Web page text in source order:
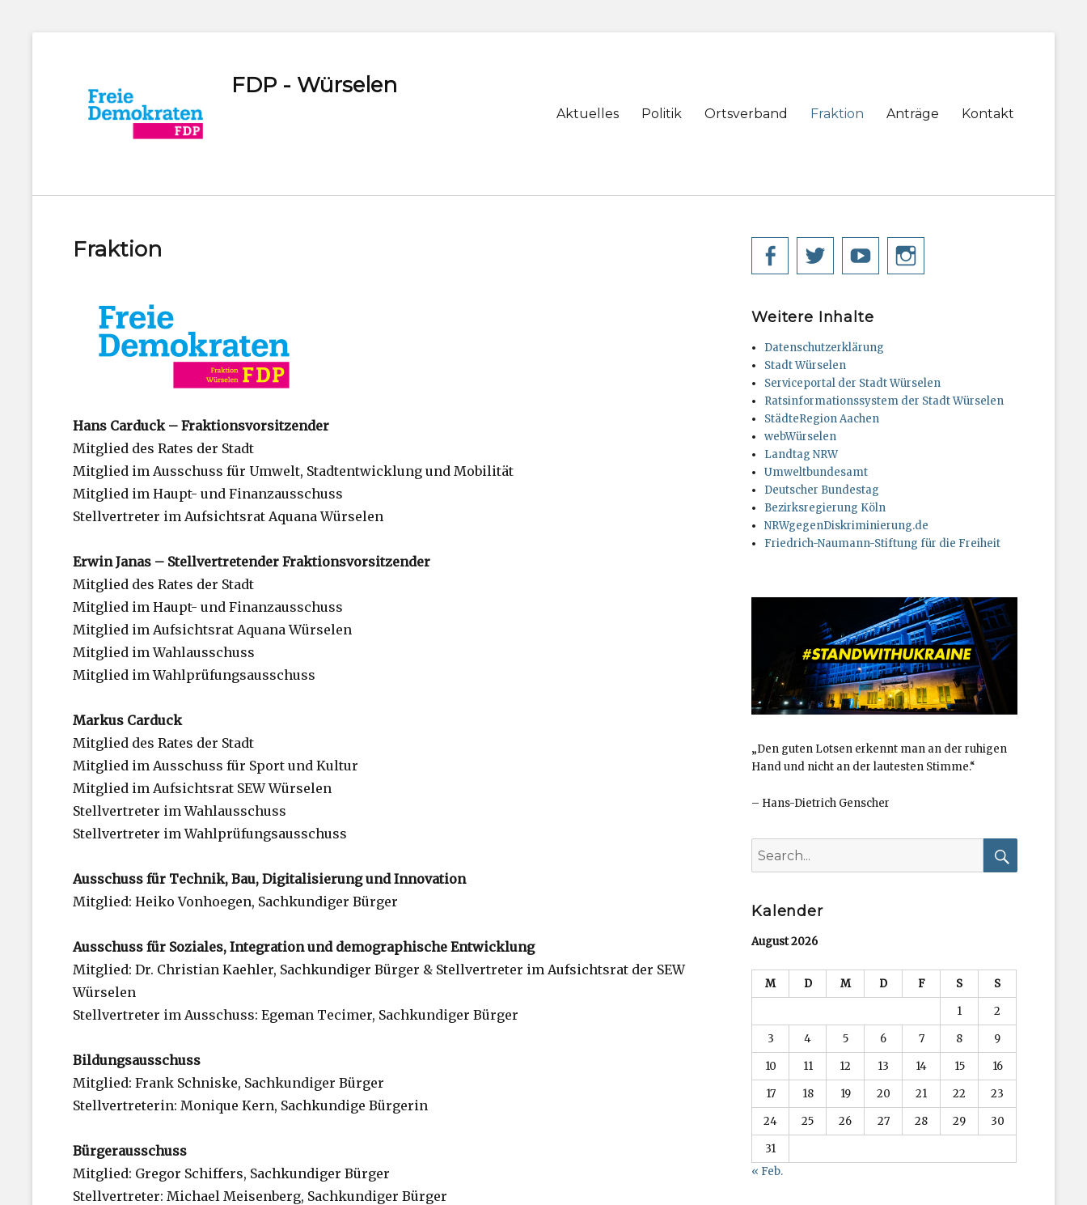
FDP - Würselen
Primary
Aktuelles Politik Ortsverband Fraktion Anträge Kontakt
Fraktion
Hans Carduck – Fraktionsvorsitzender
Mitglied des Rates der Stadt
Mitglied im Ausschuss für Umwelt, Stadtentwicklung und Mobilität
Mitglied im Haupt- und Finanzausschuss
Stellvertreter im Aufsichtsrat Aquana Würselen
Erwin Janas – Stellvertretender Fraktionsvorsitzender
Mitglied des Rates der Stadt
Mitglied im Haupt- und Finanzausschuss
Mitglied im Aufsichtsrat Aquana Würselen
Mitglied im Wahlausschuss
Mitglied im Wahlprüfungsausschuss
Markus Carduck
Mitglied des Rates der Stadt
Mitglied im Ausschuss für Sport und Kultur
Mitglied im Aufsichtsrat SEW Würselen
Stellvertreter im Wahlausschuss
Stellvertreter im Wahlprüfungsausschuss
Ausschuss für Technik, Bau, Digitalisierung und Innovation
Mitglied: Heiko Vonhoegen, Sachkundiger Bürger
Ausschuss für Soziales, Integration und demographische Entwicklung
Mitglied: Dr. Christian Kaehler, Sachkundiger Bürger & Stellvertreter im Aufsichtsrat der SEW
Würselen
Stellvertreter im Ausschuss: Egeman Tecimer, Sachkundiger Bürger
Bildungsausschuss
Mitglied: Frank Schniske, Sachkundiger Bürger
Stellvertreterin: Monique Kern, Sachkundige Bürgerin
Bürgerausschuss
Mitglied: Gregor Schiffers, Sachkundiger Bürger
Stellvertreter: Michael Meisenberg, Sachkundiger Bürger
Facebook
TwitterYouTube
Weitere Inhalte
Datenschutzerklärung
Stadt Würselen
Serviceportal der Stadt Würselen
Ratsinformationssystem der Stadt Würselen
StädteRegion Aachen
webWürselen
Landtag NRW
Umweltbundesamt
Deutscher Bundestag
Bezirksregierung Köln
NRWgegenDiskriminierung.de
Friedrich-Naumann-Stiftung für die Freiheit
„Den guten Lotsen erkennt man an der ruhigen
Hand und nicht an der lautesten Stimme.“
– Hans-Dietrich Genscher
for:
Kalender
August 2026
M D M D F S
S
1
2
3
4 5 6 7 8
9
10
11 12 13 14 15
16
17
18 19 20 21 22
23
24
25 26 27 28 29
30
31
« Feb.